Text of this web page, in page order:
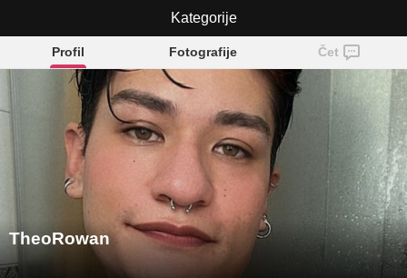
TheoRowan
Profil Fotografije Čet
TheoRowan
Kategorije